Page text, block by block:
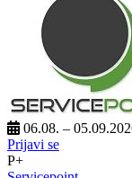
06.08. –
Prijavi se
P+